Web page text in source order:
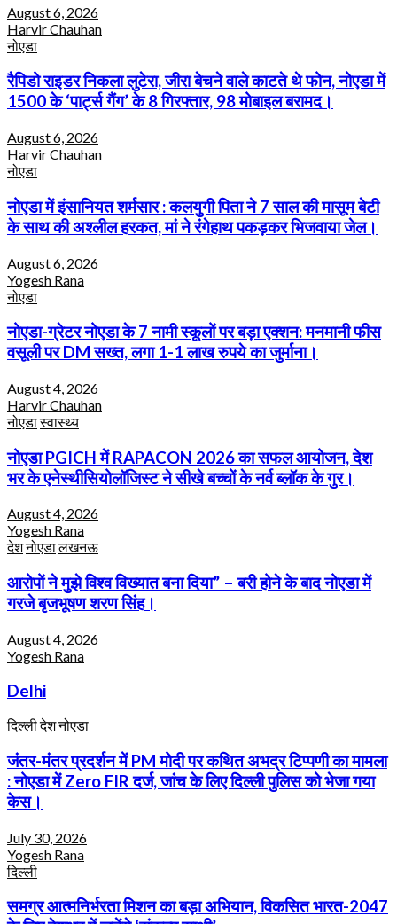
August 6, 2026
Harvir Chauhan
नोएडा
रैपिडो राइडर निकला लुटेरा, जीरा बेचने वाले काटते थे फोन, नोएडा में
1500 के ‘पार्ट्स गैंग’ के 8 गिरफ्तार, 98 मोबाइल बरामद।
August 6, 2026
Harvir Chauhan
नोएडा
नोएडा में इंसानियत शर्मसार : कलयुगी पिता ने 7 साल की मासूम बेटी
के साथ की अश्लील हरकत, मां ने रंगेहाथ पकड़कर भिजवाया जेल।
August 6, 2026
Yogesh Rana
नोएडा
नोएडा-ग्रेटर नोएडा के 7 नामी स्कूलों पर बड़ा एक्शन: मनमानी फीस
वसूली पर DM सख्त, लगा 1-1 लाख रुपये का जुर्माना।
August 4, 2026
Harvir Chauhan
नोएडास्वास्थ्य
नोएडा PGICH में RAPACON 2026 का सफल आयोजन, देश
भर के एनेस्थीसियोलॉजिस्ट ने सीखे बच्चों के नर्व ब्लॉक के गुर।
August 4, 2026
Yogesh Rana
देशनोएडालखनऊ
आरोपों ने मुझे विश्व विख्यात बना दिया” – बरी होने के बाद नोएडा में
गरजे बृजभूषण शरण सिंह।
August 4, 2026
Yogesh Rana
Delhi
दिल्लीदेशनोएडा
जंतर-मंतर प्रदर्शन में PM मोदी पर कथित अभद्र टिप्पणी का मामला
: नोएडा में Zero FIR दर्ज, जांच के लिए दिल्ली पुलिस को भेजा गया
केस।
July 30, 2026
Yogesh Rana
दिल्ली
समग्र आत्मनिर्भरता मिशन का बड़ा अभियान, विकसित भारत-2047